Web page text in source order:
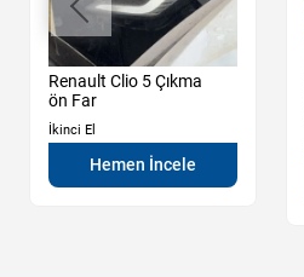
Renault Clio 5 Çıkma
ön Far
İkinci El
Hemen İncele